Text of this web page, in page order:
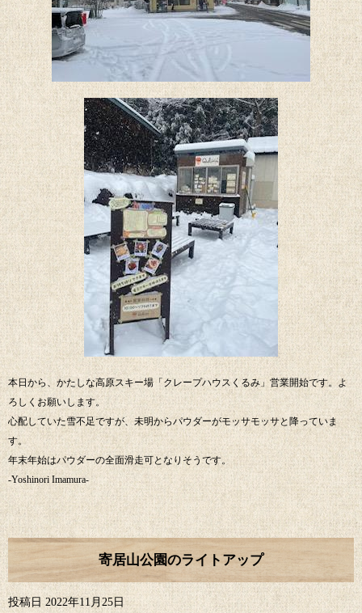
本日から、かたしな高原スキー場「クレープハウスくるみ」営業開始です。よ
ろしくお願いします。
心配していた雪不足ですが、未明からパウダーがモッサモッサと降っていま
す。
年末年始はパウダーの全面滑走可となりそうです。
-Yoshinori Imamura-
寄居山公園のライトアップ
投稿日 2022年11月25日